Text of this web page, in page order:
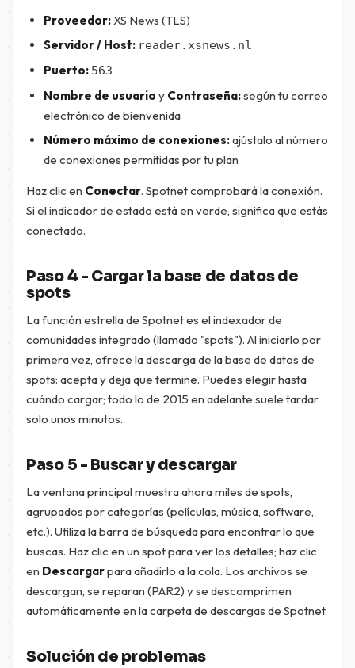
Proveedor:XS News (TLS)
Servidor / Host: reader.xsnews.nl
Puerto: 563
Nombre de usuario y Contraseña:según tu correo
electrónico de bienvenida
Número máximo de conexiones:ajústalo al número
de conexiones permitidas por tu plan
Haz clic en Conectar. Spotnet comprobará la conexión.
Si el indicador de estado está en verde, significa que estás
conectado.
Paso 4 - Cargar la base de datos de
spots
La función estrella de Spotnet es el indexador de
comunidades integrado (llamado "spots"). Al iniciarlo por
primera vez, ofrece la descarga de la base de datos de
spots: acepta y deja que termine. Puedes elegir hasta
cuándo cargar; todo lo de 2015 en adelante suele tardar
solo unos minutos.
Paso 5 - Buscar y descargar
La ventana principal muestra ahora miles de spots,
agrupados por categorías (películas, música, software,
etc.). Utiliza la barra de búsqueda para encontrar lo que
buscas. Haz clic en un spot para ver los detalles; haz clic
en Descargarpara añadirlo a la cola. Los archivos se
descargan, se reparan (PAR2) y se descomprimen
automáticamente en la carpeta de descargas de Spotnet.
Solución de problemas